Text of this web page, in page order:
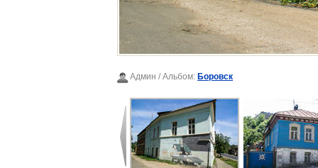
Админ / Альбом: Боровск